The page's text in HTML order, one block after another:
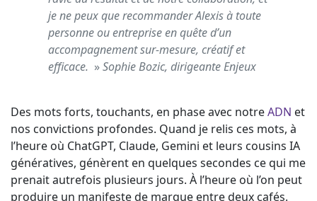
je ne peux que recommander Alexis à toute
personne ou entreprise en quête d’un
accompagnement sur-mesure, créatif et
efficace. »Sophie Bozic, dirigeante Enjeux
Des mots forts, touchants, en phase avec notreADN et
nos convictions profondes. Quand je relis ces mots, à
l’heure où ChatGPT, Claude, Gemini et leurs cousins IA
génératives, génèrent en quelques secondes ce qui me
prenait autrefois plusieurs jours. À l’heure où l’on peut
produire un manifeste de marque entre deux cafés.